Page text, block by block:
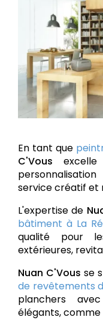
En tant que
C'Vous
service créatif et
L'expertise de
bâtiment à La
qualité pour
extérieures,
Nuan C'Vous se
de revêtements
planchers
élégants, comme